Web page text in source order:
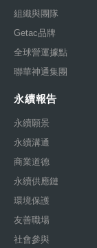
組織與團隊
Getac品牌
全球營運據點
聯華神通集團
永續報告
永續願景
永續溝通
商業道德
永續供應鏈
環境保護
友善職場
社會參與